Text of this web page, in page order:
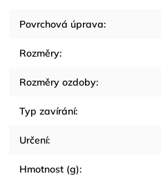
Povrchová úprava:
Rozměry:
Rozměry ozdoby:
Typ zavírání:
Určení:
Hmotnost (g):